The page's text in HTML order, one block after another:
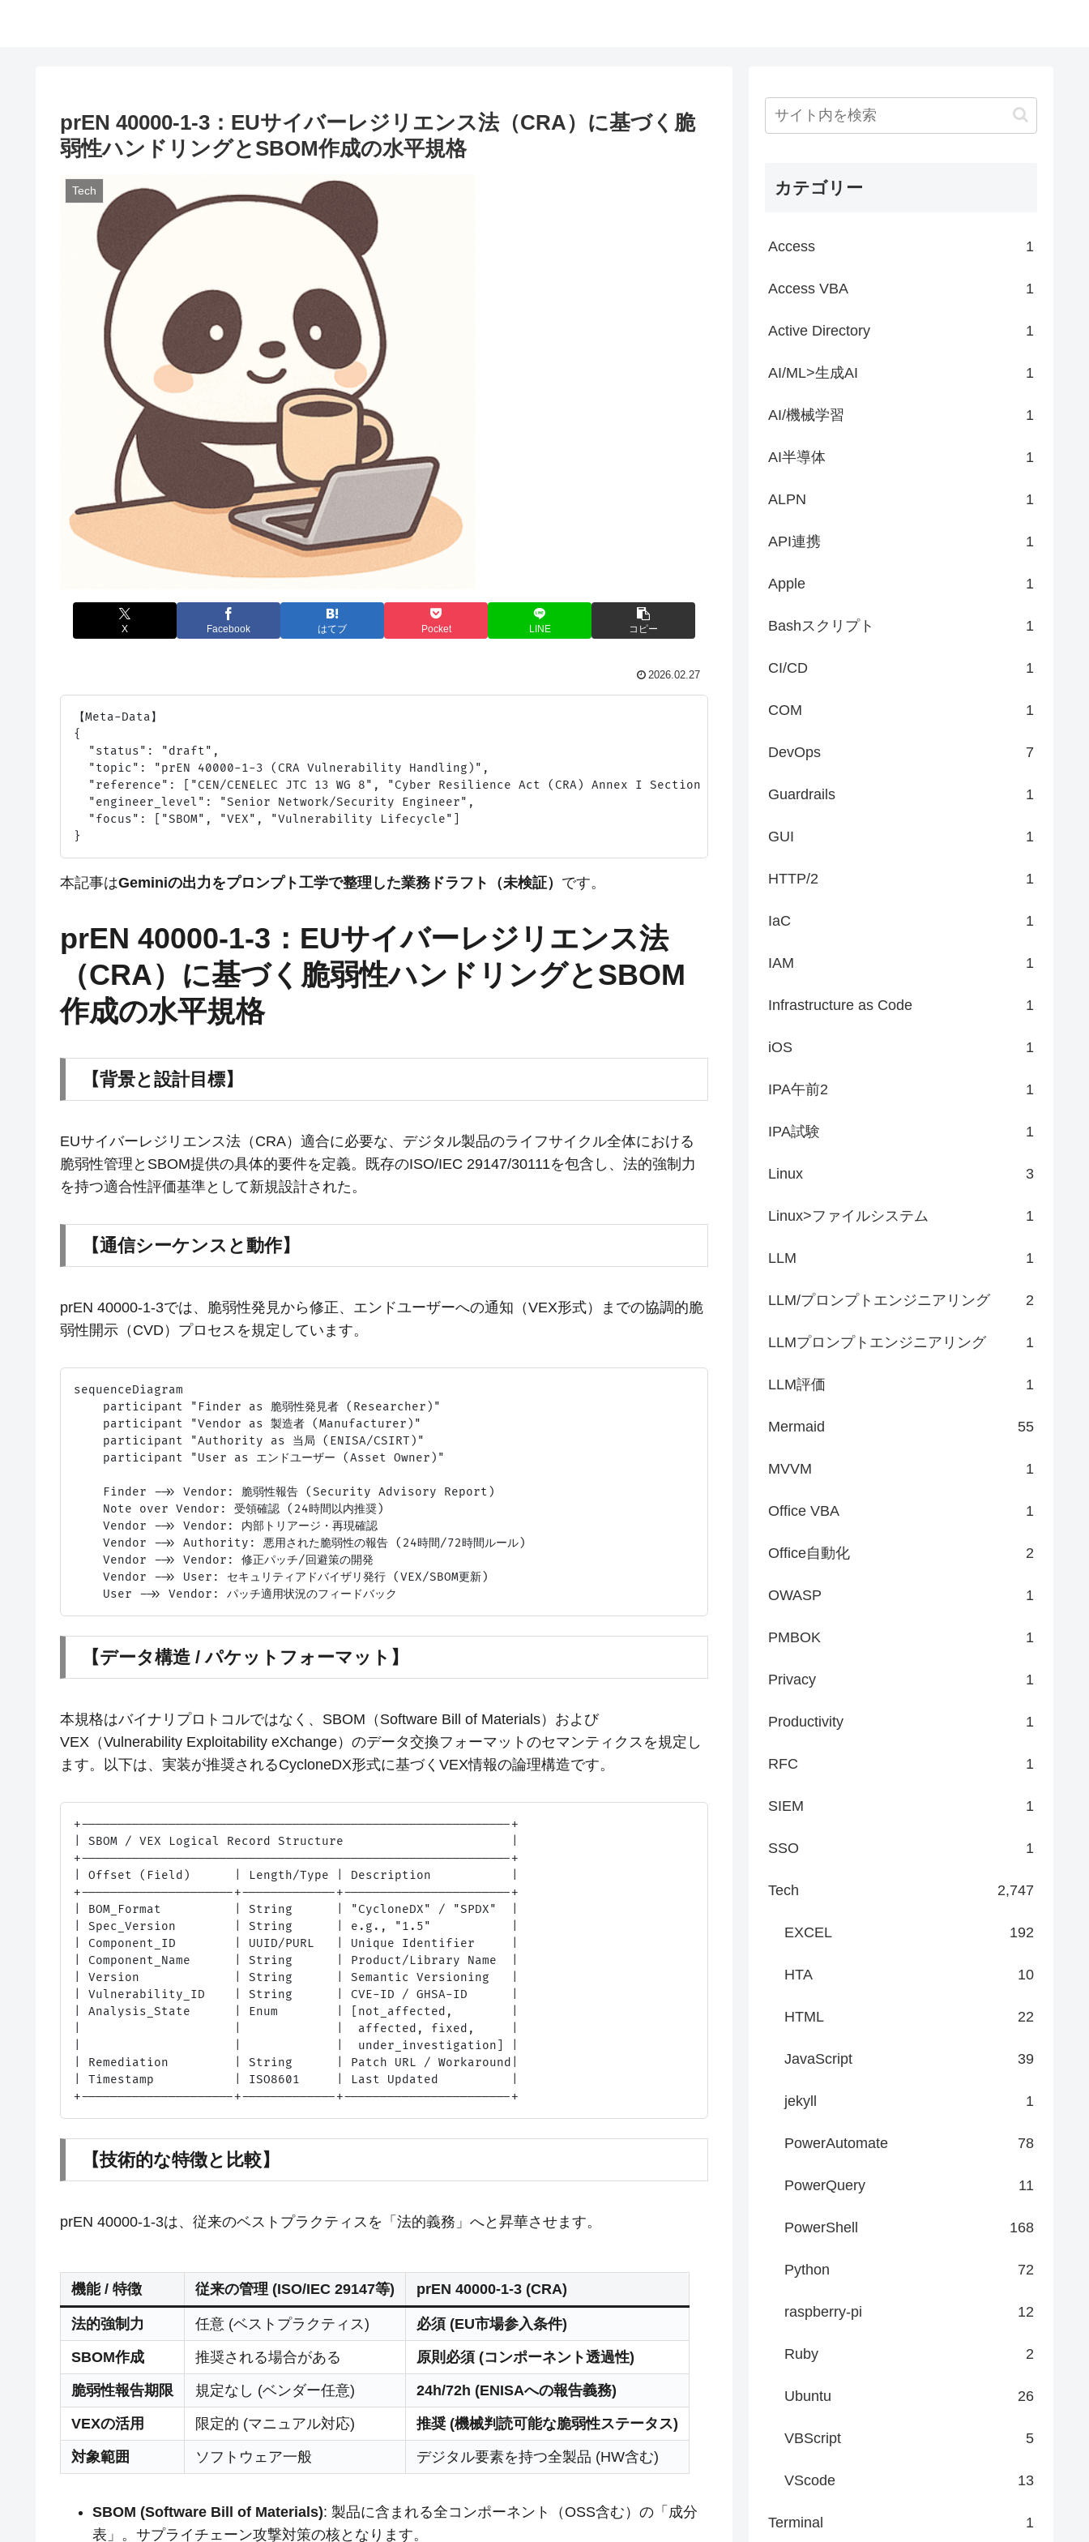
prEN 40000-1-3：EUサイバーレジリエンス法（CRA）に基づく脆
弱性ハンドリングとSBOM作成の水平規格
Tech
X Facebook はてブ Pocket LINE コピー
2026.02.27
【Meta-Data】
{
  "status": "draft",
  "topic": "prEN 40000-1-3 (CRA Vulnerability Handling)",
  "reference": ["CEN/CENELEC JTC 13 WG 8", "Cyber Resilience Act (CRA) Annex I Section 2"],
  "engineer_level": "Senior Network/Security Engineer",
  "focus": ["SBOM", "VEX", "Vulnerability Lifecycle"]
本記事はGeminiの出力をプロンプト工学で整理した業務ドラフト（未検証） です。
prEN 40000-1-3：EUサイバーレジリエンス法
（CRA）に基づく脆弱性ハンドリングとSBOM
作成の水平規格
【背景と設計目標】
EUサイバーレジリエンス法（CRA）適合に必要な、デジタル製品のライフサイクル全体における
脆弱性管理とSBOM提供の具体的要件を定義。既存のISO/IEC 29147/30111を包含し、法的強制力
を持つ適合性評価基準として新規設計された。
【通信シーケンスと動作】
prEN 40000-1-3では、脆弱性発見から修正、エンドユーザーへの通知（VEX形式）までの協調的脆
弱性開示（CVD）プロセスを規定しています。
sequenceDiagram
    participant "Finder as 脆弱性発見者 (Researcher)"
    participant "Vendor as 製造者 (Manufacturer)"
    participant "Authority as 当局 (ENISA/CSIRT)"
    participant "User as エンドユーザー (Asset Owner)"
    Finder ->> Vendor: 脆弱性報告 (Security Advisory Report)
    Note over Vendor: 受領確認 (24時間以内推奨)
    Vendor ->> Vendor: 内部トリアージ・再現確認
    Vendor ->> Authority: 悪用された脆弱性の報告 (24時間/72時間ルール)
    Vendor ->> Vendor: 修正パッチ/回避策の開発
    Vendor ->> User: セキュリティアドバイザリ発行 (VEX/SBOM更新)
【データ構造 / パケットフォーマット】
本規格はバイナリプロトコルではなく、SBOM（Software Bill of Materials）および
VEX（Vulnerability Exploitability eXchange）のデータ交換フォーマットのセマンティクスを規定し
ます。以下は、実装が推奨されるCycloneDX形式に基づくVEX情報の論理構造です。
+-----------------------------------------------------------+
| SBOM / VEX Logical Record Structure                       |
+-----------------------------------------------------------+
| Offset (Field)      | Length/Type | Description           |
+---------------------+-------------+-----------------------+
| BOM_Format          | String      | "CycloneDX" / "SPDX"  |
| Spec_Version        | String      | e.g., "1.5"           |
| Component_ID        | UUID/PURL   | Unique Identifier     |
| Component_Name      | String      | Product/Library Name  |
| Version             | String      | Semantic Versioning   |
| Vulnerability_ID    | String      | CVE-ID / GHSA-ID      |
| Analysis_State      | Enum        | [not_affected,        |
|                     |             |  affected, fixed,     |
|                     |             |  under_investigation] |
| Remediation         | String      | Patch URL / Workaround|
| Timestamp           | ISO8601     | Last Updated          |
【技術的な特徴と比較】
prEN 40000-1-3は、従来のベストプラクティスを「法的義務」へと昇華させます。
機能 / 特徴 従来の管理 (ISO/IEC 29147等) prEN 40000-1-3 (CRA)
法的強制力 任意 (ベストプラクティス) 必須 (EU市場参入条件)
SBOM作成 推奨される場合がある 原則必須 (コンポーネント透過性)
脆弱性報告期限 規定なし (ベンダー任意) 24h/72h (ENISAへの報告義務)
VEXの活用 限定的 (マニュアル対応) 推奨 (機械判読可能な脆弱性ステータス)
対象範囲 ソフトウェア一般 デジタル要素を持つ全製品 (HW含む)
SBOM (Software Bill of Materials): 製品に含まれる全コンポーネント（OSS含む）の「成分
表」。サプライチェーン攻撃対策の核となります。
カテゴリー
Access 1
Access VBA 1
Active Directory 1
AI/ML>生成AI 1
AI/機械学習 1
AI半導体 1
ALPN 1
API連携 1
Apple 1
Bashスクリプト 1
CI/CD 1
COM 1
DevOps 7
Guardrails 1
GUI 1
HTTP/2 1
IaC 1
IAM 1
Infrastructure as Code 1
iOS 1
IPA午前2 1
IPA試験 1
Linux 3
Linux>ファイルシステム 1
LLM 1
LLM/プロンプトエンジニアリング 2
LLMプロンプトエンジニアリング 1
LLM評価 1
Mermaid 55
MVVM 1
Office VBA 1
Office自動化 2
OWASP 1
PMBOK 1
Privacy 1
Productivity 1
RFC 1
SIEM 1
SSO 1
Tech 2,747
EXCEL 192
HTA 10
HTML 22
JavaScript 39
jekyll 1
PowerAutomate 78
PowerQuery 11
PowerShell 168
Python 72
raspberry-pi 12
Ruby 2
Ubuntu 26
VBScript 5
VScode 13
Terminal 1